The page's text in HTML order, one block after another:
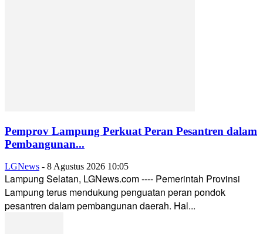
Pemprov Lampung Perkuat Peran Pesantren dalam
Pembangunan...
LGNews - 8 Agustus 2026 10:05
Lampung Selatan, LGNews.com ---- Pemerintah Provinsi
Lampung terus mendukung penguatan peran pondok
pesantren dalam pembangunan daerah. Hal...